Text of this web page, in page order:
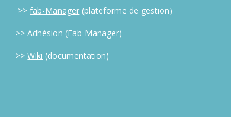
>>fab-Manager (plateforme de gestion)
>>Adhésion (Fab-Manager)
>>Wiki (documentation)